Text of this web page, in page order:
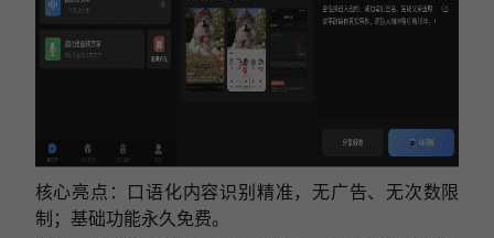
核心亮点：口语化内容识别精准，无广告、无次数限
制；基础功能永久免费。